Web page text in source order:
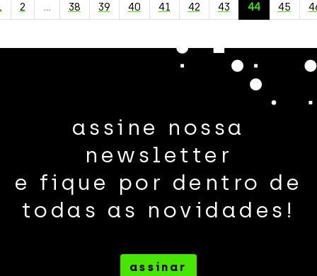
2 … 38 39 40 41 42 43 44 45
assine nossa
newsletter
e fique por dentro de
todas as novidades!
assinar